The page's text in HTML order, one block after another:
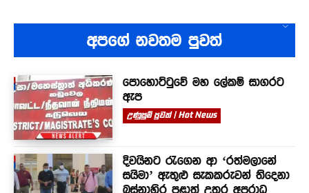
අපගේ නවතම පුවත්
පොහොට්ටුවේ මහ ලේකම් සාගරට
ඇප
උණුසුම් පුවත් | Hot News
දිවයිනට රැගෙන ආ ‘රත්මලානේ
සයිමා’ ඇතුළු සැකකරුවන් තිදෙනා
බස්නාහිර පළාත් උතුර අපරාධ